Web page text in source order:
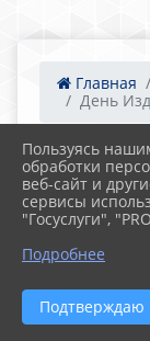
Главная
День
06.11.2024
День
Пользуясь
обработки
веб-сайт и
сервисы
"Госуслуги",
Подробнее
Подтверждаю